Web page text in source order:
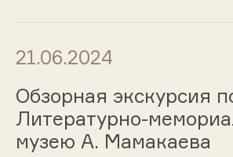
21.06.2024
Обзорная экскурсия
Литературно-
музею А. Мамакаева